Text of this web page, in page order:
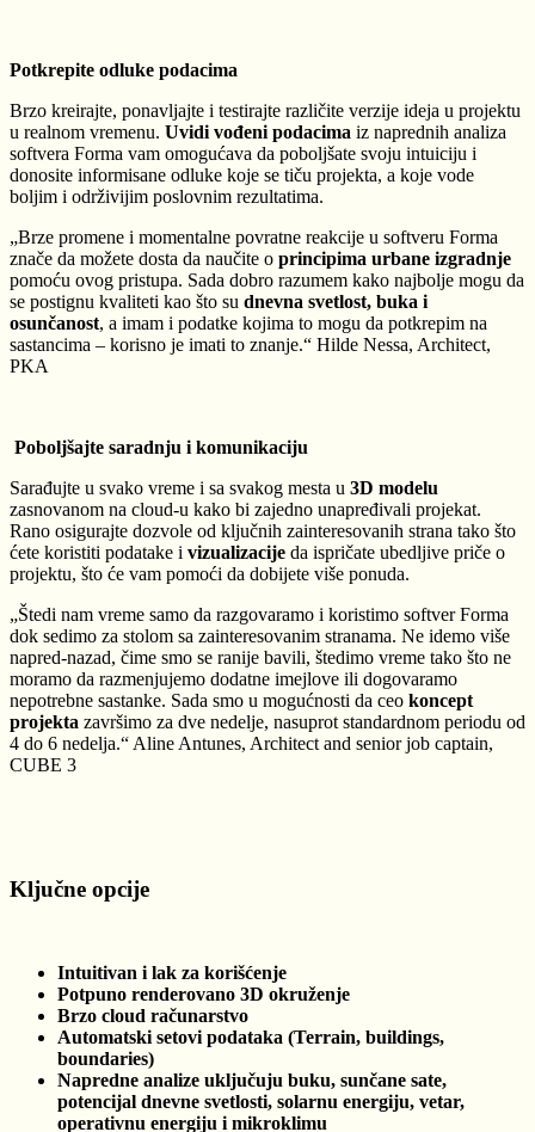
Potkrepite odluke podacima
Brzo kreirajte, ponavljajte i testirajte različite verzije ideja u projektu
u realnom vremenu. Uvidi vođeni podacima iz naprednih analiza
softvera Forma vam omogućava da poboljšate svoju intuiciju i
donosite informisane odluke koje se tiču projekta, a koje vode
boljim i održivijim poslovnim rezultatima.
„Brze promene i momentalne povratne reakcije u softveru Forma
znače da možete dosta da naučite o principima urbane izgradnje
pomoću ovog pristupa. Sada dobro razumem kako najbolje mogu da
se postignu kvaliteti kao što su dnevna svetlost, buka i
osunčanost, a imam i podatke kojima to mogu da potkrepim na
sastancima – korisno je imati to znanje.“ Hilde Nessa, Architect,
PKA
Poboljšajte saradnju i komunikaciju
Sarađujte u svako vreme i sa svakog mesta u 3D modelu
zasnovanom na cloud-u kako bi zajedno unapređivali projekat.
Rano osigurajte dozvole od ključnih zainteresovanih strana tako što
ćete koristiti podatake i vizualizacije da ispričate ubedljive priče o
projektu, što će vam pomoći da dobijete više ponuda.
„Štedi nam vreme samo da razgovaramo i koristimo softver Forma
dok sedimo za stolom sa zainteresovanim stranama. Ne idemo više
napred-nazad, čime smo se ranije bavili, štedimo vreme tako što ne
moramo da razmenjujemo dodatne imejlove ili dogovaramo
nepotrebne sastanke. Sada smo u mogućnosti da ceo koncept
projekta završimo za dve nedelje, nasuprot standardnom periodu od
4 do 6 nedelja.“ Aline Antunes, Architect and senior job captain,
CUBE 3
Ključne opcije
Intuitivan i lak za korišćenje
Potpuno renderovano 3D okruženje
Brzo cloud računarstvo
Automatski setovi podataka (Terrain, buildings,
boundaries)
Napredne analize uključuju buku, sunčane sate,
potencijal dnevne svetlosti, solarnu energiju, vetar,
operativnu energiju i mikroklimu